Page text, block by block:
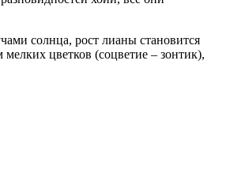
солнца, рост лианы становится
цветков (соцветие – зонтик),